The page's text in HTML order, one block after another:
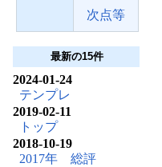
次点等
最新の15件
2024-01-24
テンプレ
2019-02-11
トップ
2018-10-19
2017年 総評